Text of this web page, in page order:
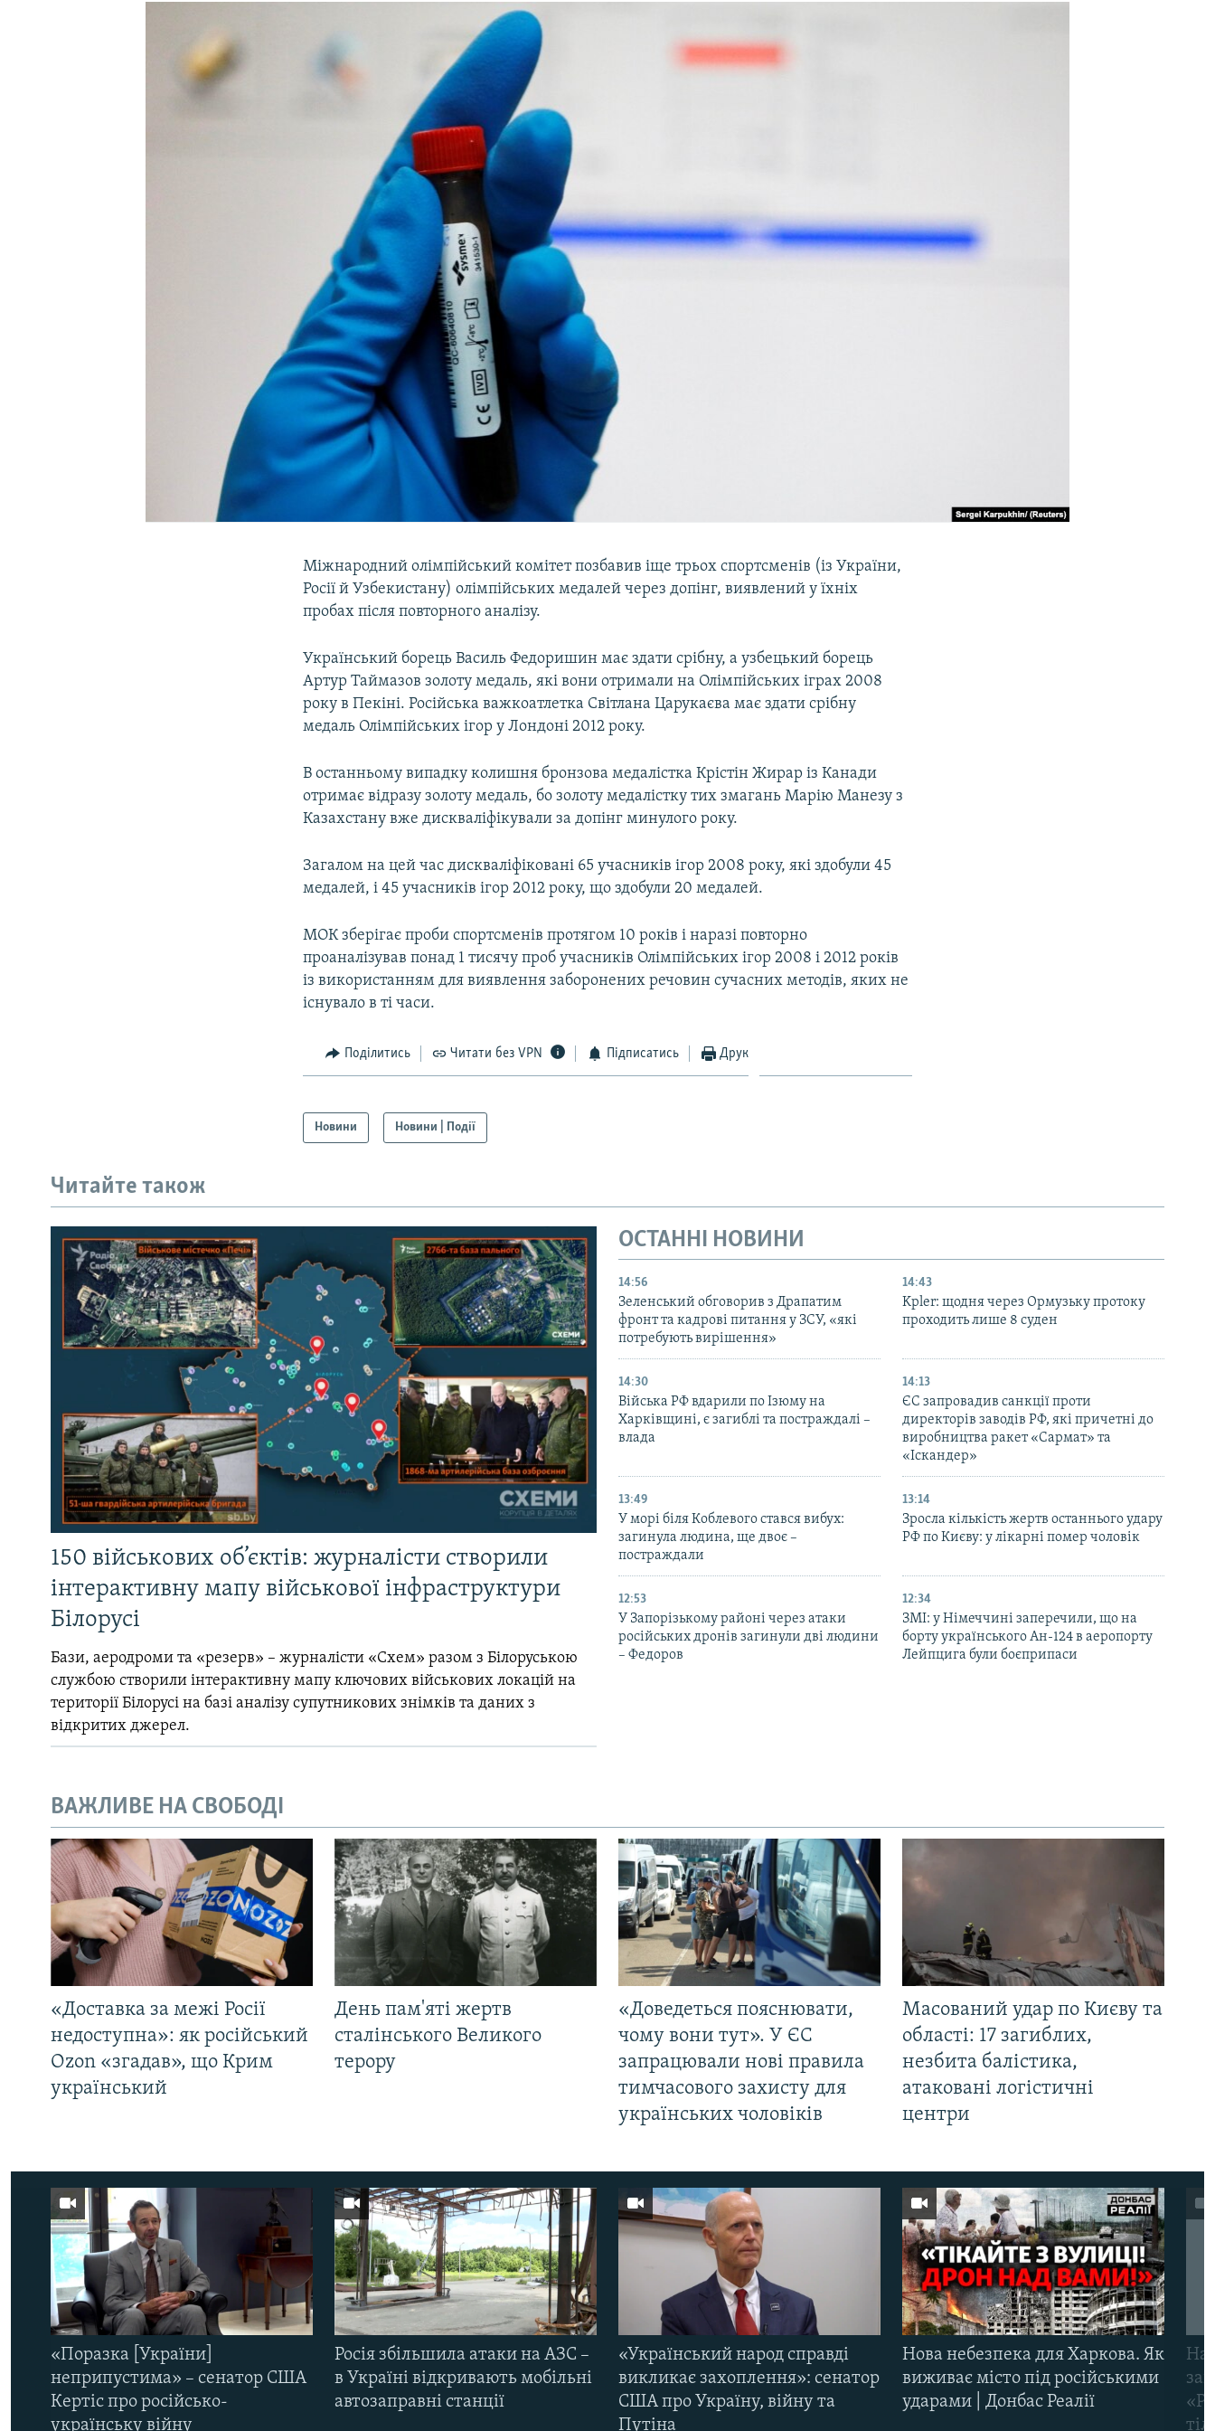
Міжнародний олімпійський комітет позбавив іще трьох спортсменів (із України,
Росії й Узбекистану) олімпійських медалей через допінг, виявлений у їхніх
пробах після повторного аналізу.
Український борець Василь Федоришин має здати срібну, а узбецький борець
Артур Таймазов золоту медаль, які вони отримали на Олімпійських іграх 2008
року в Пекіні. Російська важкоатлетка Світлана Царукаєва має здати срібну
медаль Олімпійських ігор у Лондоні 2012 року.
В останньому випадку колишня бронзова медалістка Крістін Жирар із Канади
отримає відразу золоту медаль, бо золоту медалістку тих змагань Марію Манезу з
Казахстану вже дискваліфікували за допінг минулого року.
Загалом на цей час дискваліфіковані 65 учасників ігор 2008 року, які здобули 45
медалей, і 45 учасників ігор 2012 року, що здобули 20 медалей.
МОК зберігає проби спортсменів протягом 10 років і наразі повторно
проаналізував понад 1 тисячу проб учасників Олімпійських ігор 2008 і 2012 років
із використанням для виявлення заборонених речовин сучасних методів, яких не
існувало в ті часи.
Поділитись Читати без VPN Підписатись Друк
Новини Новини | Події
Читайте також
150 військових об’єктів: журналісти створили
інтерактивну мапу військової інфраструктури
Білорусі
Бази, аеродроми та «резерв» – журналісти «Схем» разом з Білоруською
службою створили інтерактивну мапу ключових військових локацій на
території Білорусі на базі аналізу супутникових знімків та даних з
відкритих джерел.
ОСТАННІ НОВИНИ
14:56
Зеленський обговорив з Драпатим
фронт та кадрові питання у ЗСУ, «які
потребують вирішення»
14:43
Kpler: щодня через Ормузьку протоку
проходить лише 8 суден
14:30
Війська РФ вдарили по Ізюму на
Харківщині, є загиблі та постраждалі –
влада
14:13
ЄС запровадив санкції проти
директорів заводів РФ, які причетні до
виробництва ракет «Сармат» та
«Іскандер»
13:49
У морі біля Коблевого стався вибух:
загинула людина, ще двоє –
постраждали
13:14
Зросла кількість жертв останнього удару
РФ по Києву: у лікарні помер чоловік
12:53
У Запорізькому районі через атаки
російських дронів загинули дві людини
– Федоров
12:34
ЗМІ: у Німеччині заперечили, що на
борту українського Ан-124 в аеропорту
Лейпцига були боєприпаси
ВАЖЛИВЕ НА СВОБОДІ
«Доставка за межі Росії
недоступна»: як російський
Ozon «згадав», що Крим
український
День пам'яті жертв
сталінського Великого
терору
«Доведеться пояснювати,
чому вони тут». У ЄС
запрацювали нові правила
тимчасового захисту для
українських чоловіків
Масований удар по Києву та
області: 17 загиблих,
незбита балістика,
атаковані логістичні
центри
«Поразка [України]
неприпустима» – сенатор США
Кертіс про російсько-
українську війну
Росія збільшила атаки на АЗС –
в Україні відкривають мобільні
автозаправні станції
«Український народ справді
викликає захоплення»: сенатор
США про Україну, війну та
Путіна
Нова небезпека для Харкова. Як
виживає місто під російськими
ударами | Донбас Реалії